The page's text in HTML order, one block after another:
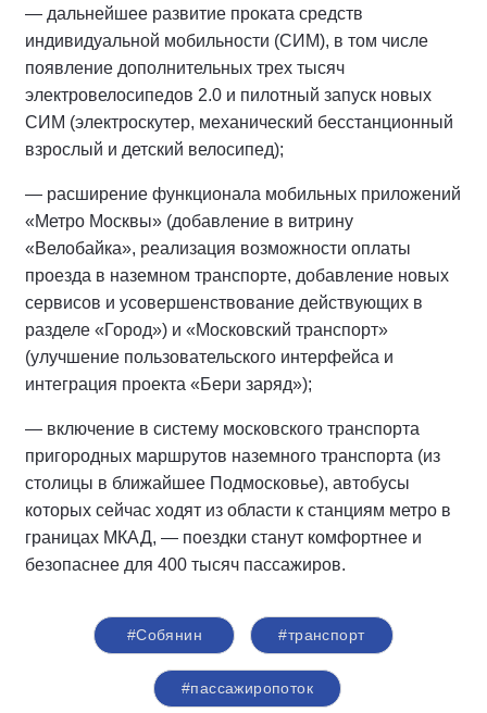
— дальнейшее развитие проката средств
индивидуальной мобильности (СИМ), в том числе
появление дополнительных трех тысяч
электровелосипедов 2.0 и пилотный запуск новых
СИМ (электроскутер, механический бесстанционный
взрослый и детский велосипед);
— расширение функционала мобильных приложений
«Метро Москвы» (добавление в витрину
«Велобайка», реализация возможности оплаты
проезда в наземном транспорте, добавление новых
сервисов и усовершенствование действующих в
разделе «Город») и «Московский транспорт»
(улучшение пользовательского интерфейса и
интеграция проекта «Бери заряд»);
— включение в систему московского транспорта
пригородных маршрутов наземного транспорта (из
столицы в ближайшее Подмосковье), автобусы
которых сейчас ходят из области к станциям метро в
границах МКАД, — поездки станут комфортнее и
безопаснее для 400 тысяч пассажиров.
#Собянин #транспорт
#пассажиропоток